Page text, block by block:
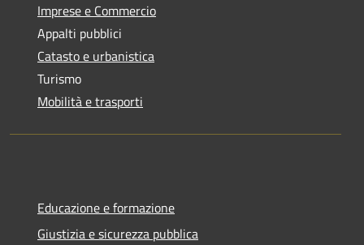
Imprese e Commercio
Appalti pubblici
Catasto e urbanistica
Turismo
Mobilità e trasporti
Educazione e formazione
Giustizia e sicurezza pubblica